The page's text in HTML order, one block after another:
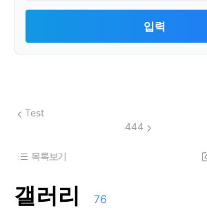
Test
444
목록보기
갤러리 76